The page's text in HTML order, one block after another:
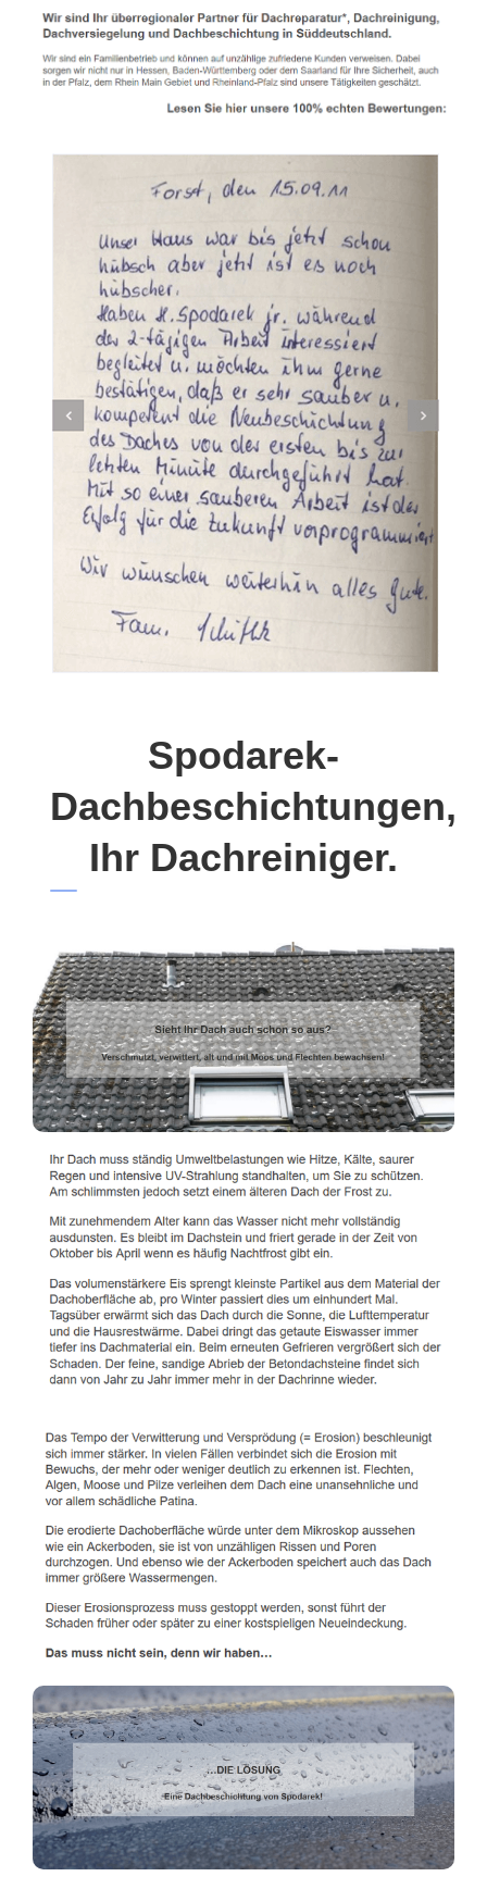
Spodarek-
Dachbeschichtungen,
Ihr Dachreiniger.